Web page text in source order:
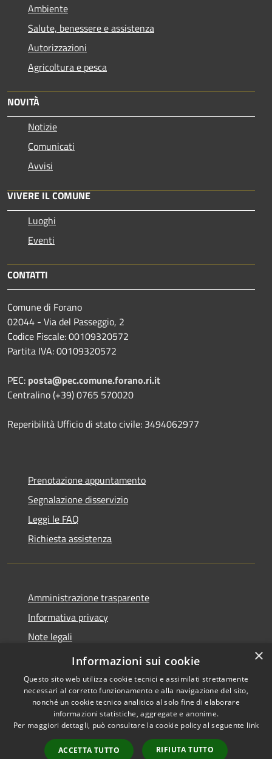
Ambiente
Salute, benessere e assistenza
Autorizzazioni
Agricoltura e pesca
NOVITÀ
Notizie
Comunicati
Avvisi
VIVERE IL COMUNE
Luoghi
Eventi
CONTATTI
Comune di Forano
02044 - Via del Passeggio, 2
Codice Fiscale: 00109320572
Partita IVA: 00109320572
PEC: posta@pec.comune.forano.ri.it
Centralino (+39) 0765 570020
Reperibilità Ufficio di stato civile: 3494062977
Prenotazione appuntamento
Segnalazione disservizio
Leggi le FAQ
Richiesta assistenza
Amministrazione trasparente
Informativa privacy
Note legali
Dichiarazione di accessibilità
Accessibilità
Copyright © 2026 • Comune di
Forano • Powered by
Municipium•
Accesso
×
Informazioni sui cookie
Questo sito web utilizza cookie tecnici e assimilati strettamente
necessari al corretto funzionamento e alla navigazione del sito,
nonché un cookie tecnico analitico al solo fine di elaborare
informazioni statistiche, aggregate e anonime.
Per maggiori dettagli, può consultare la cookie policy al seguente link
ACCETTA TUTTO RIFIUTA TUTTO